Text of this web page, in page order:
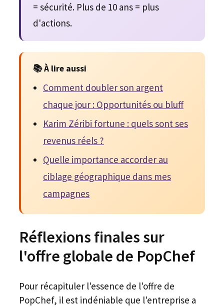
= sécurité. Plus de 10 ans = plus
d'actions.
📚 À lire aussi
Comment doubler son argent
chaque jour : Opportunités ou bluff
Karim Zéribi fortune : quels sont ses
revenus réels ?
Quelle importance accorder au
ciblage géographique dans mes
campagnes
Réflexions finales sur
l'offre globale de PopChef
Pour récapituler l'essence de l'offre de
PopChef, il est indéniable que l'entreprise a